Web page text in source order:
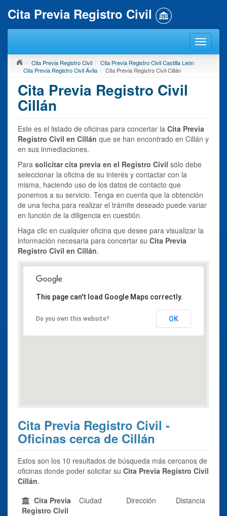
Cita Previa Registro Civil
Cita Previa Registro Civil
Cita Previa Registro Civil Castilla León
Cita Previa Registro Civil Ávila
Cita Previa Registro Civil Cillán
Cita Previa Registro Civil
Cillán
Este es el listado de oficinas para concertar la Cita Previa
Registro Civil en Cillán que se han encontrado en Cillán y
en sus inmediaciones.
Para solicitar cita previa en el Registro Civil sólo debe
seleccionar la oficina de su interés y contactar con la
misma, haciendo uso de los datos de contacto que
ponemos a su servicio. Tenga en cuenta que la obtención
de una fecha para realizar el trámite deseado puede variar
en función de la diligencia en cuestión.
Haga clic en cualquier oficina que desee para visualizar la
información necesaria para concertar su Cita Previa
Registro Civil en Cillán.
This page can't load Google Maps correctly.
Do you own this website? OK
Cita Previa Registro Civil -
Oficinas cerca de Cillán
Estos son los 10 resultados de búsqueda más cercanos de
oficinas donde poder solicitar su Cita Previa Registro Civil
Cillán.
Cita Previa
Registro Civil
Ciudad Dirección Distancia